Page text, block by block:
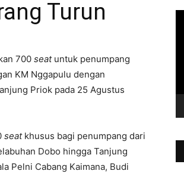
Turun
700 seatuntuk penumpang
KM Nggapulu dengan
Priok pada 25 Agustus
seatkhusus bagi penumpang dari
Dobo hingga Tanjung
Pelni Cabang Kaimana, Budi